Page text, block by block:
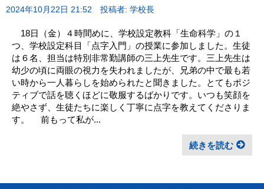
2024年10月22日 21:52 投稿者: 学校長
18日（金）４時間めに、学校設定教科「生命科学」の１
つ、学校設定科目「点字入門」の授業に参加しました。生徒
は６名、担当は特別非常勤講師の三上先生です。三上先生は
幼少の頃に両眼の視力を失われましたが、兄弟の中で最も若
い時から一人暮らしを始められたと聞きました。とてもポジ
ティブで話を聴くほどに敬服するばかりです。いつも笑顔を
絶やさず、生徒たちに楽しく丁寧に点字を教えてくださりま
す。 前もって私が...
続きを読む